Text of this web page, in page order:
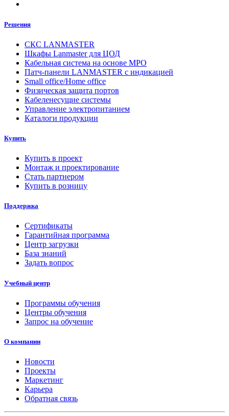
Решения
СКС LANMASTER
Шкафы Lanmaster для ЦОД
Кабельная система на основе MPO
Патч-панели LANMASTER с индикацией
Small office/Home office
Физическая защита портов
Кабеленесущие системы
Управление электропитанием
Каталоги продукции
Купить
Купить в проект
Монтаж и проектирование
Стать партнером
Купить в розницу
Поддержка
Сертификаты
Гарантийная программа
Центр загрузки
База знаний
Задать вопрос
Учебный центр
Программы обучения
Центры обучения
Запрос на обучение
О компании
Новости
Проекты
Маркетинг
Карьера
Обратная связь